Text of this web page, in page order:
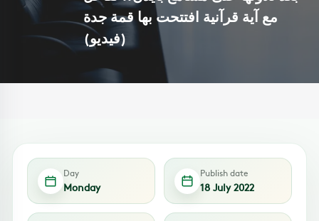
مع آية قرآنية افتتحت بها قمة جدة
Day
Monday
Publish date
18 July 2022